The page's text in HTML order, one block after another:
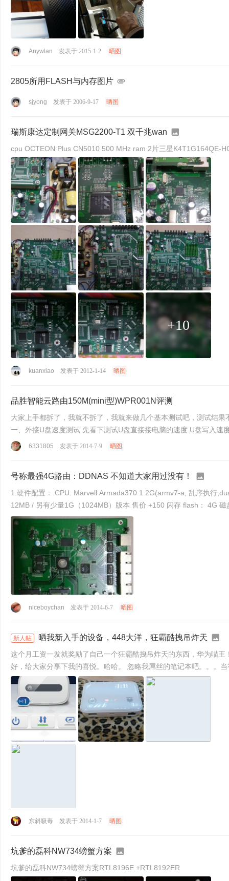
Anywlan 发表于 2015-1-2 晒图
2805所用FLASH与内存图片
sjyong 发表于 2006-9-17 晒图
瑞斯康达定制网关MSG2200-T1 双千兆wan
+10
kuanxiao 发表于 2012-1-14 晒图
品胜智能云路由150M(mini型)WPR001N评测
大家上手都拆了，我就不拆了，我就来做几个基本测试吧，测试结
6331805 发表于 2014-7-9 晒图
号称最强4G路由：DDNAS 不知道大家用过没有！
1.硬件配置： CPU: Marvell Armada370 1.2G(armv7-a, 乱序执行
niceboychan 发表于 2014-6-7 晒图
新人帖 晒我新入手的设备，448大洋，狂霸酷拽吊炸天
这个月工资一发就奖励了自己一个狂霸酷拽吊炸天的东西，华为喵
东斜吸毒 发表于 2014-1-7 晒图
坑爹的磊科NW734螃蟹方案
坑爹的磊科NW734螃蟹方案RTL8196E +RTL8192ER